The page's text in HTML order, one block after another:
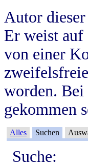
Autor
Er weist
von einer
worden. Bei
gekommen
Alles Suchen
Suche: